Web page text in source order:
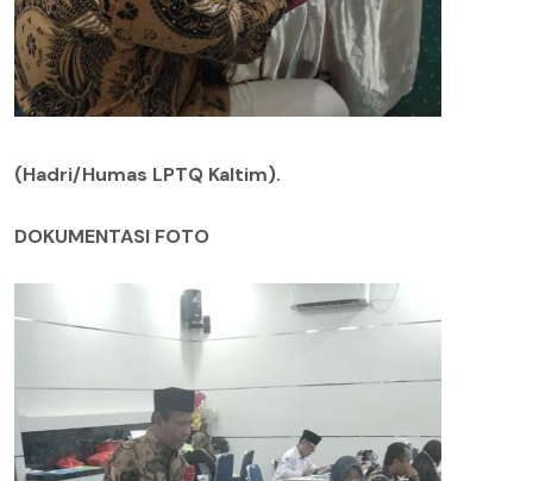
(Hadri/Humas LPTQ Kaltim).
DOKUMENTASI FOTO